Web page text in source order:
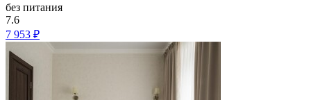
без питания
7.6
7 953 ₽